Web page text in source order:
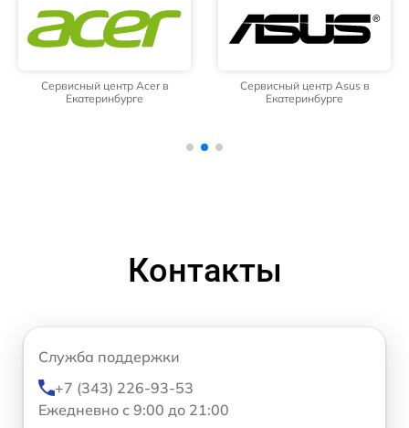
Сервисный центр Acer в
Екатеринбурге
Сервисный центр Asus в
Екатеринбурге
Контакты
Служба поддержки
+7 (343) 226-93-53
Ежедневно с 9:00 до 21:00